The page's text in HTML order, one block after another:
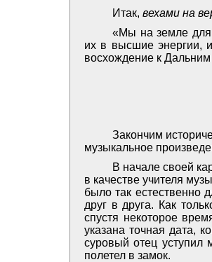
Итак, вехами на
«Мы на земле для
их в высшие энергии,
восхождение к
Закончим
музыкальное
В начале своей
в качестве учителя
было так естественно
друг в друга. Как
спустя некоторое
указана точная дата,
суровый отец уступил
полетел в замок.